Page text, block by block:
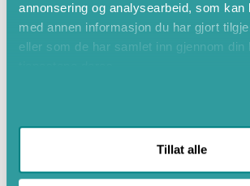
annonsering og analysearbeid, som kan
med annen informasjon du har gjort
eller som de har samlet inn gjennom din
Tillat alle